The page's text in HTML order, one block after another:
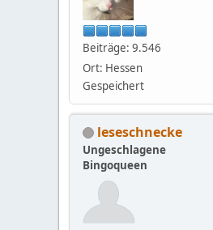
Beiträge: 9.546
Ort: Hessen
Gespeichert
leseschnecke
Ungeschlagene
Bingoqueen